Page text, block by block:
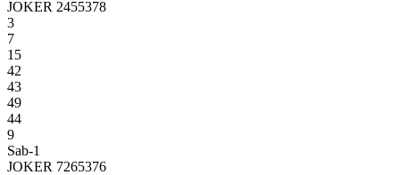
JOKER 2455378
3
7
15
42
43
49
44
9
Sab-1
JOKER 7265376